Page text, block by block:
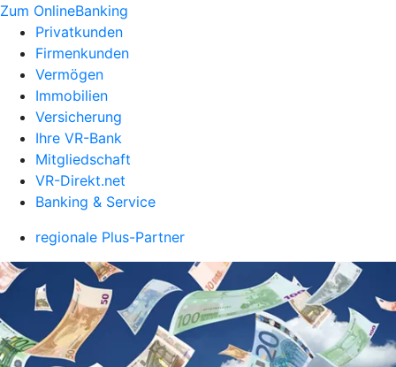
Zum OnlineBanking
Privatkunden
Firmenkunden
Vermögen
Immobilien
Versicherung
Ihre VR-Bank
Mitgliedschaft
VR-Direkt.net
Banking & Service
regionale Plus-Partner